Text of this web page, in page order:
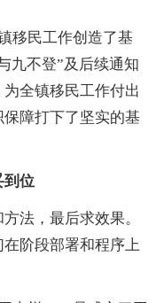
民工作创造了基
九不登”及后续通知
全镇移民工作付出
障打下了坚实的基
位
法，最后求效果。
阶段部署和程序上